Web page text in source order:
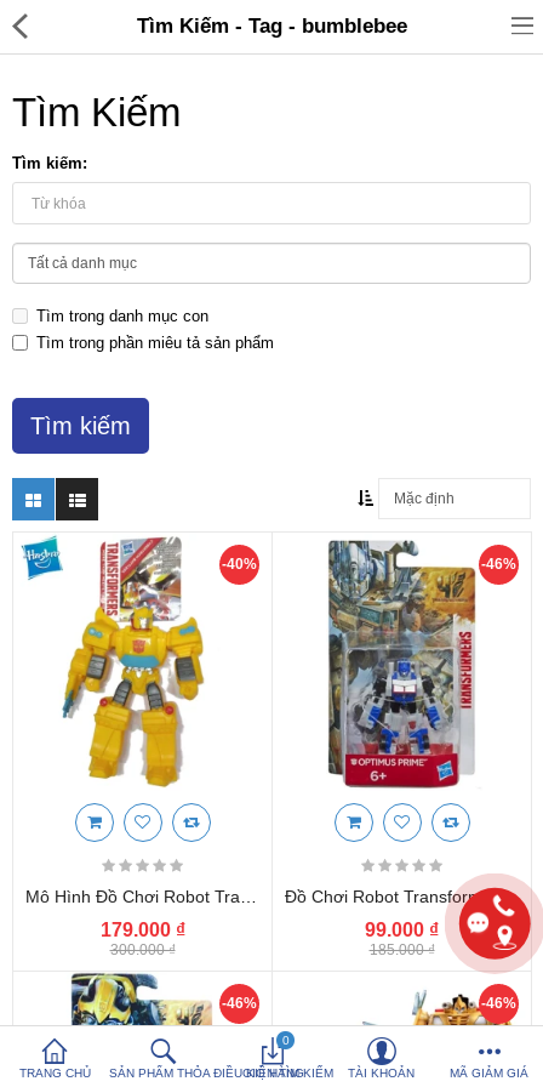
Điện gia dụng
Đồ tiện ích
Sản phẩm khác
Tin tức
So sánh sản
phẩm (%s)
Hotline: 0816 505 655
Tải App SanHangRe nhận Quà
TRANG CHỦ SẢN PHẨM THỎA ĐIỀU KIỆN TÌM KIẾM
0
GIỎ HÀNG TÀI KHOẢN MÃ GIẢM GIÁ
Tìm Kiếm - Tag - bumblebee
Tìm Kiếm
Tìm kiếm:
Tìm trong danh mục con
Tìm trong phần miêu tả sản phẩm
-40%
179.000 ₫
300.000 ₫
-46%
Đồ Chơi Robot Transformers Age Of Extinction Mini - Optimus Prime (Box)
99.000 ₫
185.000 ₫
-46% -46%